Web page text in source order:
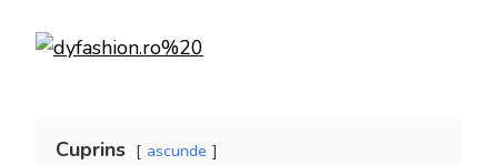
Cuprins ascunde